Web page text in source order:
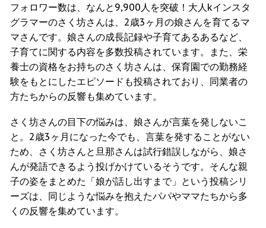
フォロワー数は、なんと9,900人を突破！大人kインスタ
グラマーのさく坊さんは、2歳3ヶ月の娘さんを育てるマ
マさんです。娘さんの成長記録や子育てあるあるなど、
子育てに関する内容を多数投稿されています。また、栄
養士の資格をお持ちのさく坊さんは、保育園での勤務経
験をもとにしたエピソードも投稿されており、同業者の
方たちからの反響も集めています。
さく坊さんの目下の悩みは、娘さんが言葉を発しないこ
と。2歳3ヶ月になった今でも、言葉を発することがない
ため、さく坊さんと旦那さんは試行錯誤しながら、娘さ
んが発語できるよう投げかけているそうです。そんな親
子の姿をまとめた「娘が話し出すまで」という投稿シリ
ーズは、同じような悩みを抱えたパパやママたちから多
くの反響を集めています。